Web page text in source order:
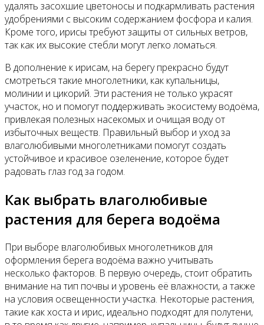
удалять засохшие цветоносы и подкармливать растения
удобрениями с высоким содержанием фосфора и калия.
Кроме того, ирисы требуют защиты от сильных ветров,
так как их высокие стебли могут легко ломаться.
В дополнение к ирисам, на берегу прекрасно будут
смотреться такие многолетники, как купальницы,
молинии и цикорий. Эти растения не только украсят
участок, но и помогут поддерживать экосистему водоёма,
привлекая полезных насекомых и очищая воду от
избыточных веществ. Правильный выбор и уход за
влаголюбивыми многолетниками помогут создать
устойчивое и красивое озеленение, которое будет
радовать глаз год за годом.
Как выбрать влаголюбивые
растения для берега водоёма
При выборе влаголюбивых многолетников для
оформления берега водоёма важно учитывать
несколько факторов. В первую очередь, стоит обратить
внимание на тип почвы и уровень её влажности, а также
на условия освещенности участка. Некоторые растения,
такие как хоста и ирис, идеально подходят для полутени,